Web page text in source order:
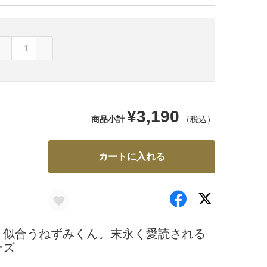
商品小計 ¥3,190 （税込）
カートに入れる